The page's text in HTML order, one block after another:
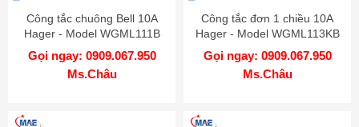
Công tắc chuông Bell 10A
Hager - Model WGML111B
Gọi ngay: 0909.067.950
Ms.Châu
Công tắc đơn 1 chiều 10A
Hager - Model WGML113KB
Gọi ngay: 0909.067.950
Ms.Châu